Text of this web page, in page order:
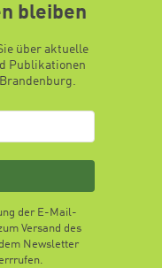
bleiben
über aktuelle
Publikationen
der E-Mail-
Versand des
Newsletter